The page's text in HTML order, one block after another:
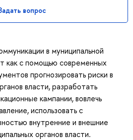
вопрос
в муниципальной
как с помощью современных
прогнозировать риски в
власти, разработать
кампании, вовлечь
использовать с
внутренние и внешние
органов власти.